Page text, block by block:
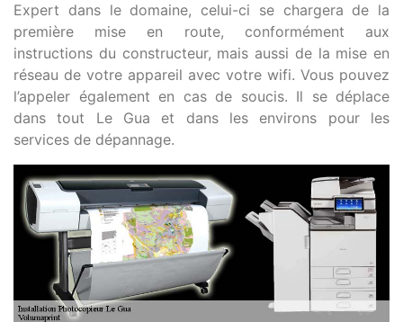
Expert dans le domaine, celui-ci se chargera de la
première mise en route, conformément aux
instructions du constructeur, mais aussi de la mise en
réseau de votre appareil avec votre wifi. Vous pouvez
l’appeler également en cas de soucis. Il se déplace
dans tout Le Gua et dans les environs pour les
services de dépannage.